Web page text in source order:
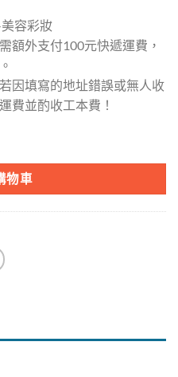
容彩妝
額外支付100元快遞運費，
因填寫的地址錯誤或無人收
費並酌收工本費！
物車